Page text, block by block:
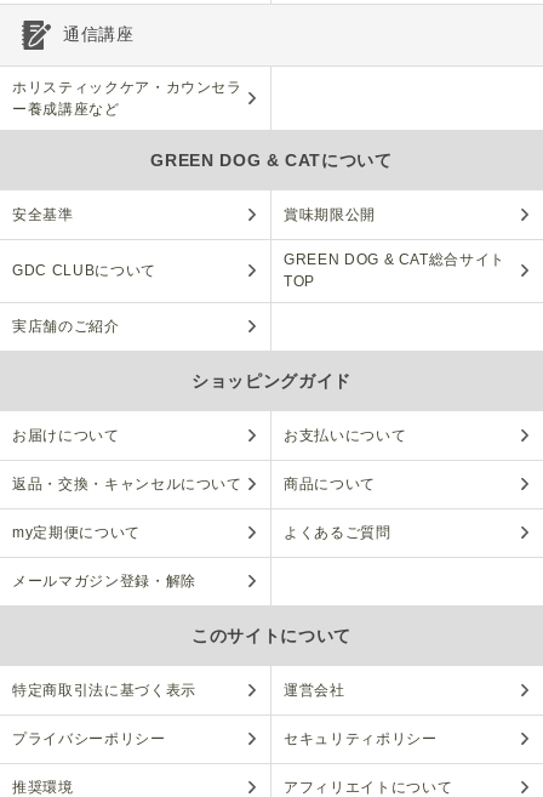
通信講座
ホリスティックケア・カウンセラ
ー養成講座など
GREEN DOG & CATについて
安全基準 賞味期限公開
GDC CLUBについて
GREEN DOG & CAT総合サイト
TOP
実店舗のご紹介
ショッピングガイド
お届けについて お支払いについて
返品・交換・キャンセルについて 商品について
my定期便について よくあるご質問
メールマガジン登録・解除
このサイトについて
特定商取引法に基づく表示 運営会社
プライバシーポリシー セキュリティポリシー
推奨環境 アフィリエイトについて